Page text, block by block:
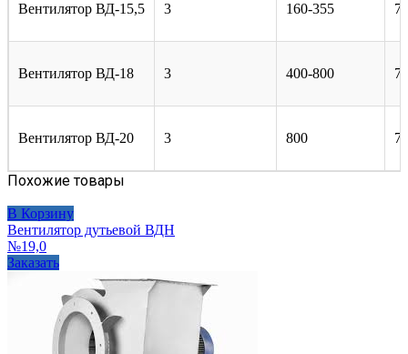
Вентилятор ВД-15,5 3 160-355
Вентилятор ВД-18 3 400-800
Вентилятор ВД-20 3 800
Похожие товары
В Корзину
Вентилятор дутьевой ВДН
№19,0
Заказать